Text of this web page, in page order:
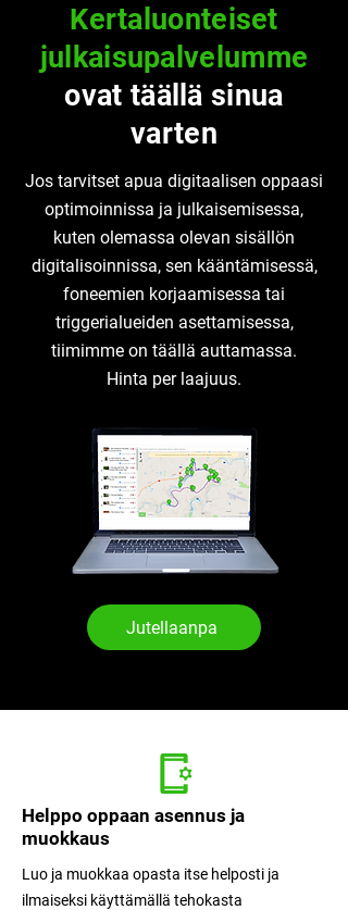
Kertaluonteiset
julkaisupalvelumme
ovat täällä sinua
varten
Jos tarvitset apua digitaalisen oppaasi
optimoinnissa ja julkaisemisessa,
kuten olemassa olevan sisällön
digitalisoinnissa, sen kääntämisessä,
foneemien korjaamisessa tai
triggerialueiden asettamisessa,
tiimimme on täällä auttamassa.
Hinta per laajuus.
Jutellaanpa
Helppo oppaan asennus ja
muokkaus
Luo ja muokkaa opasta itse helposti ja
ilmaiseksi käyttämällä tehokasta